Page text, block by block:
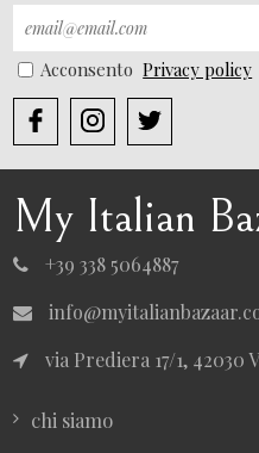
Acconsento Privacy policy
My Italian
+39 338 5064887
via Prediera 17/1, 42030
chi siamo